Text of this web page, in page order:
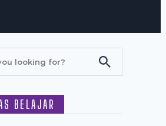
BELAJAR